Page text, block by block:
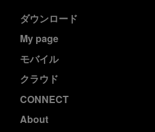
ダウンロード
My page
モバイル
クラウド
CONNECT
About